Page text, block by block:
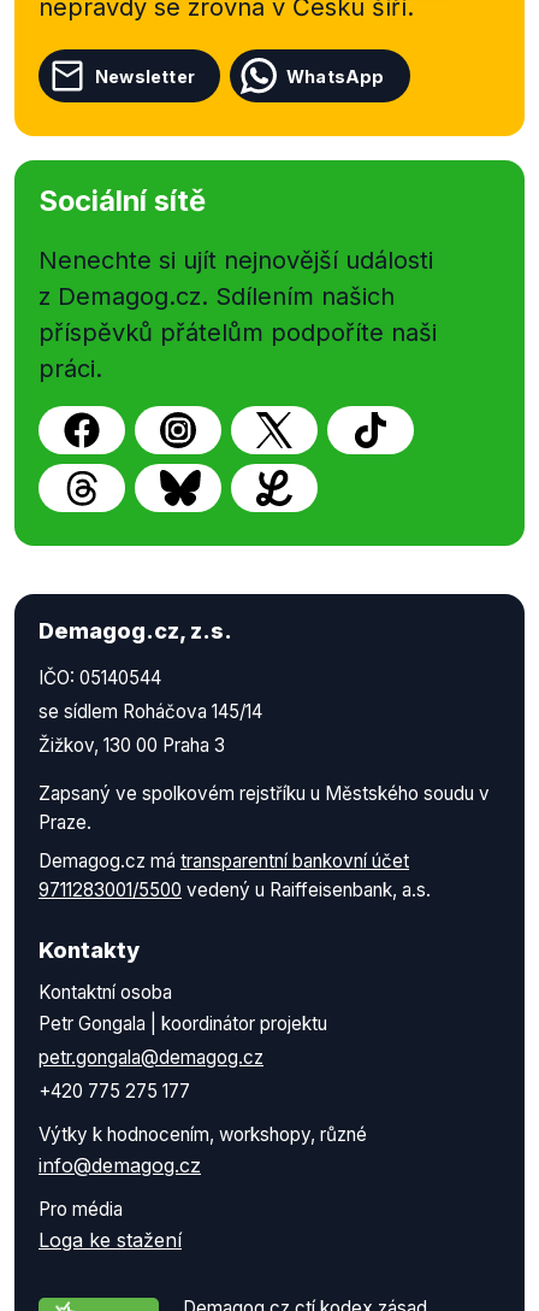
nepravdy se zrovna v Česku šíří.
Newsletter WhatsApp
Sociální sítě
Nenechte si ujít nejnovější události
z Demagog.cz. Sdílením našich
příspěvků přátelům podpoříte naši
práci.
Demagog.cz, z.s.
IČO: 05140544
se sídlem Roháčova 145/14
Žižkov, 130 00 Praha 3
Zapsaný ve spolkovém rejstříku u Městského soudu v
Praze.
Demagog.cz má transparentní bankovní účet
9711283001/5500 vedený u Raiffeisenbank, a.s.
Kontakty
Kontaktní osoba
Petr Gongala | koordinátor projektu
petr.gongala@demagog.cz
+420 775 275 177
Výtky k hodnocením, workshopy, různé
info@demagog.cz
Pro média
Loga ke stažení